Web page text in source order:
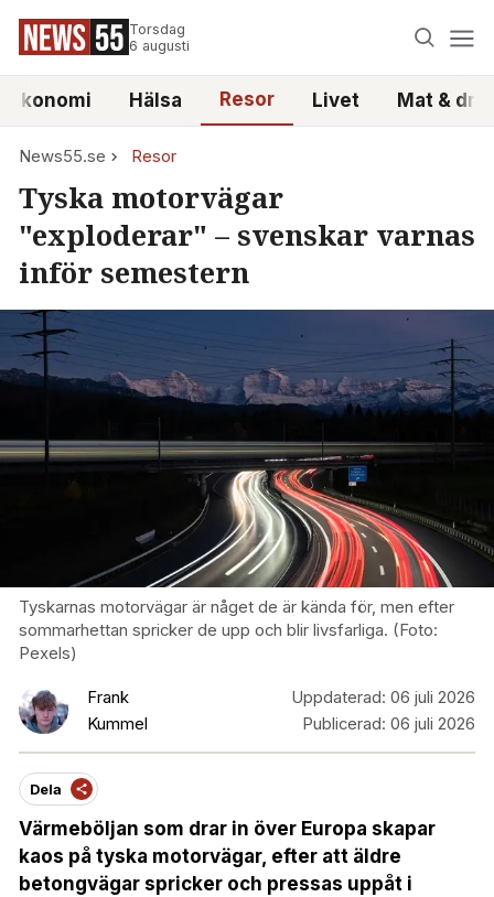
Torsdag
6 augusti
Hälsa Resor Livet Mat &
News55.se Resor
Tyska motorvägar
"exploderar" – svenskar varnas
inför semestern
Tyskarnas motorvägar är någet de är kända för, men efter
sommarhettan spricker de upp och blir livsfarliga. (Foto:
Pexels)
Frank
Kummel
Uppdaterad: 06 juli 2026
Publicerad: 06 juli 2026
Dela
Värmeböljan som drar in över Europa skapar
kaos på tyska motorvägar, efter att äldre
betongvägar spricker och pressas uppåt i